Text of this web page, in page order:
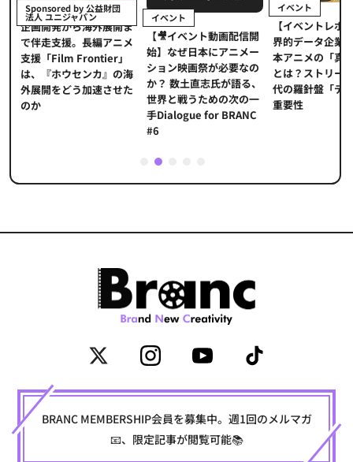
Sponsored by 公益財団
法人 ユニジャパン
企画開発から海外展開ま
で伴走支援。長編アニメ
支援「Film Frontier」
は、『ホウセンカ』の海
外展開をどう加速させた
のか
イベント
【🎥イベント動画配信開
始】なぜ日本にアニメー
ション映画祭が必要なの
か？ 数土直志氏が語る、
世界と戦うための次の一
手Dialogue for BRANC
#6
イベント
【イベントレポ
界的データ企業
本アニメの「真
とは？ストリー
代の羅針盤「デ
重要性
2
BRANC MEMBERSHIP会員を募集中。週1回のメルマガ
📧、限定記事が閲覧可能📚